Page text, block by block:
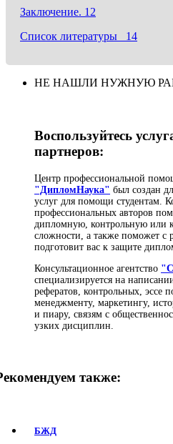
Заключение. 12
Список литературы 14
НЕ НАШЛИ НУЖНУЮ
Воспользуйтесь
партнеров:
Центр профессиональной
"ДипломНаука" был создан
услуг для помощи студентам.
профессиональных авторов
дипломную, контрольную или
сложности, а также поможет с
подготовит вас к защите
Консультационное агентство
специализируется на
рефератов, контрольных, эссе
менеджменту, маркетингу,
и пиару, связям с
узких дисциплин.
также:
БЖД